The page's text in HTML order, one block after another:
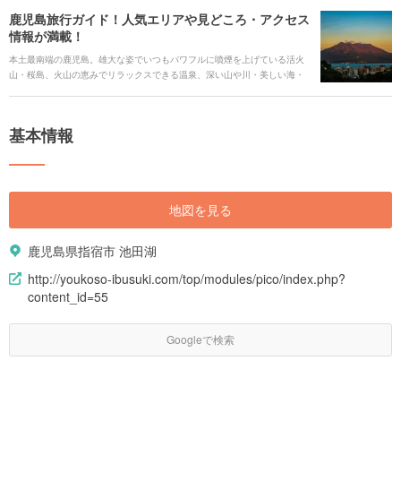
鹿児島旅行ガイド！人気エリアや見どころ・アクセス
情報が満載！
本土最南端の鹿児島。雄大な姿でいつもパワフルに噴煙を上げている活火
山・桜島、火山の恵みでリラックスできる温泉、深い山や川・美しい海・
スポットがたくさんです。今回は、見どころや人気の観光スポット、グル
基本情報
地図を見る
鹿児島県指宿市 池田湖
http://youkoso-ibusuki.com/top/modules/pico/index.php?
content_id=55
Googleで検索